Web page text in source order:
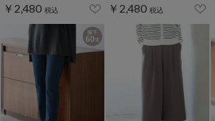
￥2,480 税込 ￥2,480 税込